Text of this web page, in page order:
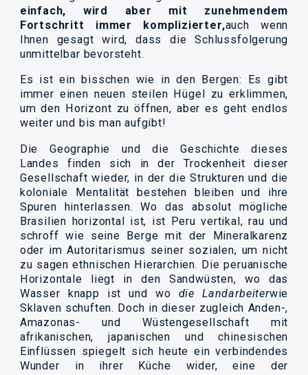
einfach, wird aber mit zunehmendem
Fortschritt immer komplizierter,auch wenn
Ihnen gesagt wird, dass die Schlussfolgerung
unmittelbar bevorsteht.
Es ist ein bisschen wie in den Bergen: Es gibt
immer einen neuen steilen Hügel zu erklimmen,
um den Horizont zu öffnen, aber es geht endlos
weiter und bis man aufgibt!
Die Geographie und die Geschichte dieses
Landes finden sich in der Trockenheit dieser
Gesellschaft wieder, in der die Strukturen und die
koloniale Mentalität bestehen bleiben und ihre
Spuren hinterlassen. Wo das absolut mögliche
Brasilien horizontal ist, ist Peru vertikal, rau und
schroff wie seine Berge mit der Mineralkarenz
oder im Autoritarismus seiner sozialen, um nicht
zu sagen ethnischen Hierarchien. Die peruanische
Horizontale liegt in den Sandwüsten, wo das
Wasser knapp ist und wo die Landarbeiterwie
Sklaven schuften. Doch in dieser zugleich Anden-,
Amazonas- und Wüstengesellschaft mit
afrikanischen, japanischen und chinesischen
Einflüssen spiegelt sich heute ein verbindendes
Wunder in ihrer Küche wider, eine der